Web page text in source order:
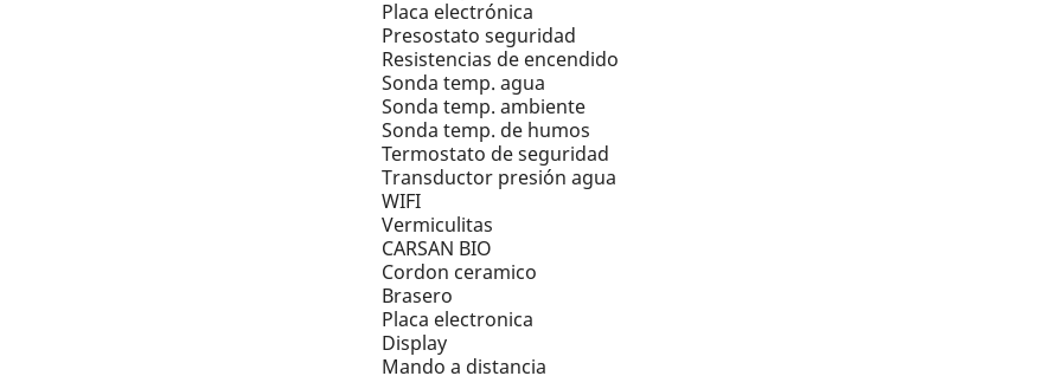
Placa electrónica
Presostato seguridad
Resistencias de encendido
Sonda temp. agua
Sonda temp. ambiente
Sonda temp. de humos
Termostato de seguridad
Transductor presión agua
WIFI
Vermiculitas
CARSAN BIO
Cordon ceramico
Brasero
Placa electronica
Display
Mando a distancia